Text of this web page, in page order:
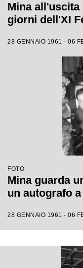
Mina
giorni dell'XI
28 GENNAIO 1961 - 06
FOTO
Mina guarda
un autografo
28 GENNAIO 1961 - 06